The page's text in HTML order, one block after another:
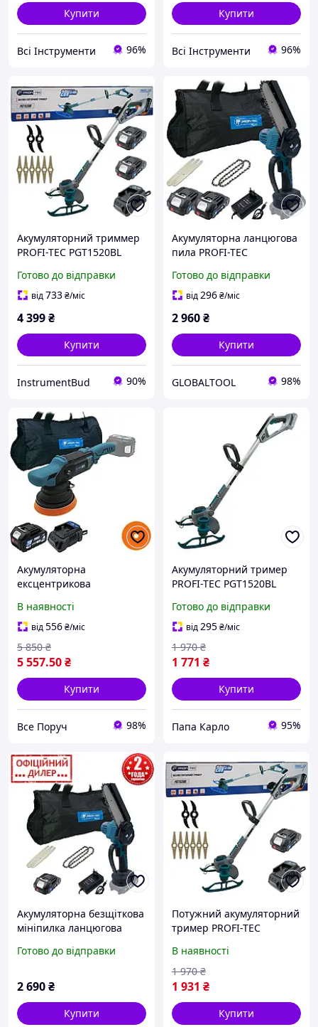
Купити
Всі Інструменти 96%
Купити
Всі Інструменти 96%
Акумуляторний триммер
PROFI-TEC PGT1520BL
Ач), зарядний пристрій)
Готово до відправки
від733₴/міс
4 399₴
Купити
InstrumentBud 90%
Акумуляторна ланцюгова
пила PROFI-TEC
(2×PT2020MP (2.0 Аг),
зарядний пристрій)
Готово до відправки
від296₴/міс
2 960₴
Купити
GLOBALTOOL 98%
Акумуляторна
ексцентрикова
PROFI-TEC PPM-1520CDA
POWERLine (1×PT2040MP
(4.0 Аг), зарядний
пристрій)
В наявності
від556₴/міс
5 557.50₴
5 850 ₴
Купити
Все Поруч 98%
Акумуляторний тример
PROFI-TEC PGT1520BL
акумулятора та зарядного
пристрою)
Готово до відправки
від295₴/міс
1 771 ₴
1 970 ₴
Купити
Папа Карло 95%
Акумуляторна безщіткова
мініпилка ланцюгова
POWERLine (1 акб 2 А·год,
Готово до відправки
2 690₴
Купити
Потужний акумуляторний
тример PROFI-TEC
АКБ 2 шт-20V 2.0 Ah+ЗП,
11000 об/хв, диск 15 см,
ніж(11)
В наявності
1 931 ₴
1 970 ₴
Купити